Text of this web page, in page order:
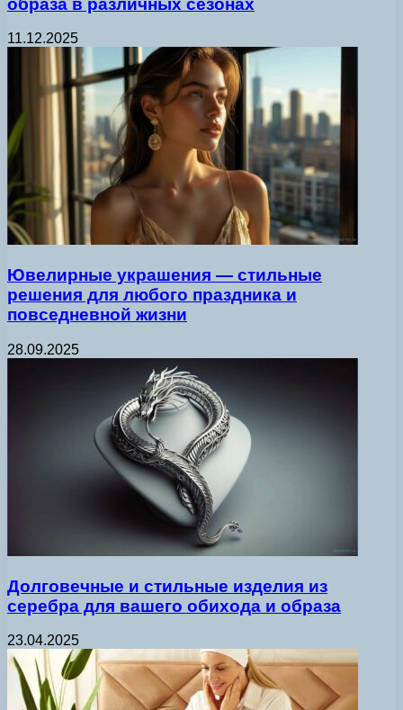
11.12.2025
Ювелирные украшения — стильные
решения для любого праздника и
повседневной жизни
28.09.2025
Долговечные и стильные изделия из
серебра для вашего обихода и образа
23.04.2025